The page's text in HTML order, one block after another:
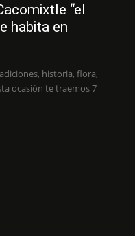
“el
habita en
historia, flora,
ocasión te traemos 7